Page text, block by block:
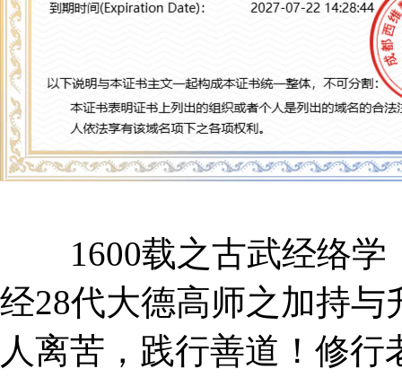
1600载之古武经络学
经28代大德高师之加持
人离苦，践行善道！修